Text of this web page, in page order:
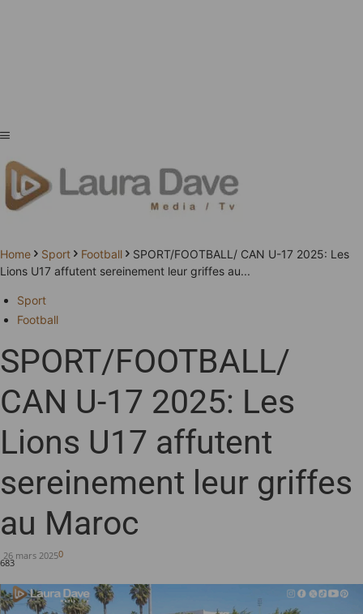
Home Sport Football
SPORT/FOOTBALL/ CAN U-17 2025: Les
Lions U17 affutent sereinement leur griffes au...
Sport
Football
SPORT/FOOTBALL/
CAN U-17 2025: Les
Lions U17 affutent
sereinement leur griffes
au Maroc
26 mars 20250
683